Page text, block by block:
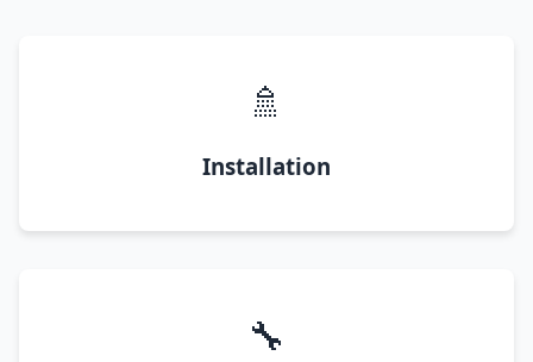
🚿
Installation
🔧